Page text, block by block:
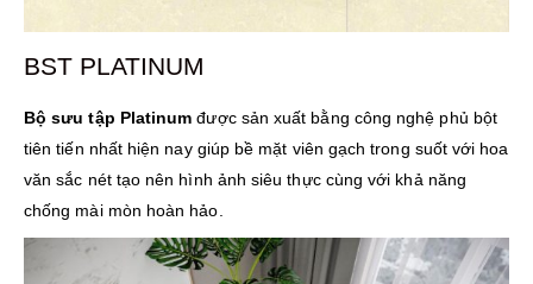
BST PLATINUM
Bộ sưu tập Platinum được sản xuất bằng công nghệ phủ bột
tiên tiến nhất hiện nay giúp bề mặt viên gạch trong suốt với hoa
văn sắc nét tạo nên hình ảnh siêu thực cùng với khả năng
chống mài mòn hoàn hảo.